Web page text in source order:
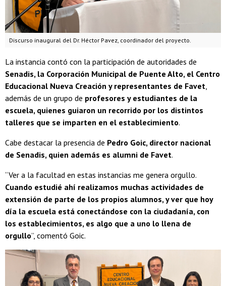
Discurso inaugural del Dr. Héctor Pavez, coordinador del proyecto.
La instancia contó con la participación de autoridades de
Senadis, la Corporación Municipal de Puente Alto, el Centro
Educacional Nueva Creación y representantes de Favet,
además de un grupo de profesores y estudiantes de la
escuela, quienes guiaron un recorrido por los distintos
talleres que se imparten en el establecimiento.
Cabe destacar la presencia de Pedro Goic, director nacional
de Senadis, quien además es alumni de Favet.
“Ver a la facultad en estas instancias me genera orgullo.
Cuando estudié ahí realizamos muchas actividades de
extensión de parte de los propios alumnos, y ver que hoy
día la escuela está conectándose con la ciudadanía, con
los establecimientos, es algo que a uno lo llena de
orgullo”, comentó Goic.